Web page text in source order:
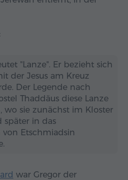
"Lanze". Er bezieht sich
der Jesus am Kreuz
Der Legende nach
Thaddäus diese Lanze
wo sie zunächst im Kloster
später in das
Etschmiadsin
war Gregor der